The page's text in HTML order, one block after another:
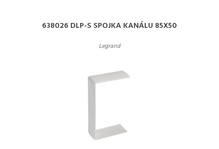
638026 DLP-S SPOJKA KANÁLU 85X50
Legrand